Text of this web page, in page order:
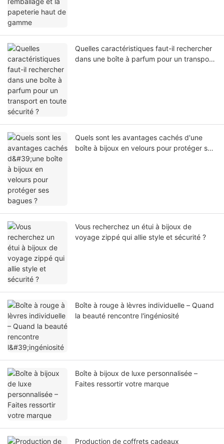
Quelles caractéristiques faut-il rechercher
dans une boîte à parfum pour un transport
Quels sont les avantages cachés d'une
boîte à bijoux en velours pour protéger ses
Vous recherchez un étui à bijoux de
voyage zippé qui allie style et sécurité ?
Boîte à rouge à lèvres individuelle – Quand
la beauté rencontre l'ingéniosité
Boîte à bijoux de luxe personnalisée –
Faites ressortir votre marque
Production de coffrets cadeaux